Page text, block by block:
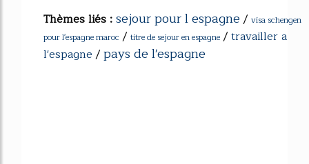
Thèmes liés :sejour pour l espagne/ visa schengen
pour l'espagne maroc / titre de sejour en espagne /travailler a
l'espagne/pays de l'espagne